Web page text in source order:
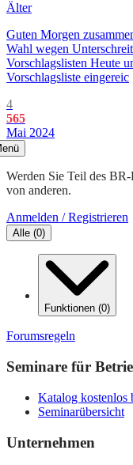
Älter
Guten Morgen
Wahl wegen
Vorschlagslisten Heute
Vorschlagsliste eingereic
4
565
Mai 2024
Werden Sie Teil des
von anderen.
Anmelden / Registrieren
Alle (0)
Funktionen (0)
Forumsregeln
Seminare für
Katalog kostenlos
Seminarübersicht
Unternehmen